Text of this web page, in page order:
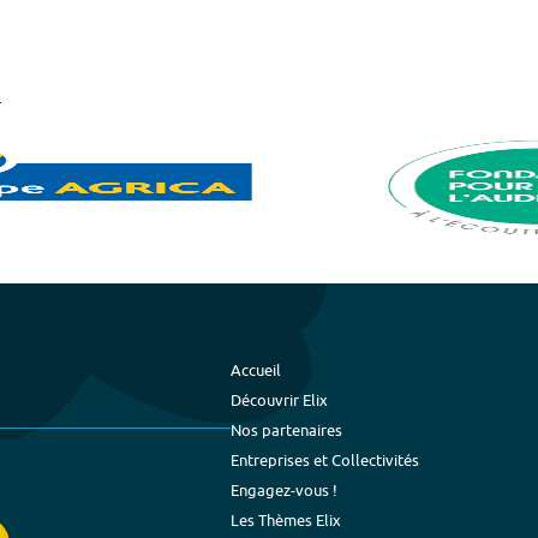
Accueil
Découvrir Elix
Nos partenaires
Entreprises et Collectivités
Engagez-vous !
Les Thèmes Elix